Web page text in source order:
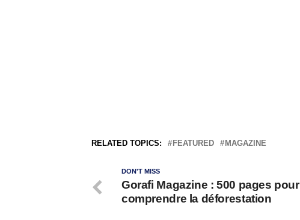
RELATED TOPICS: FEATURED MAGAZINE
DON'T MISS
Gorafi Magazine : 500 pages pour
comprendre la déforestation